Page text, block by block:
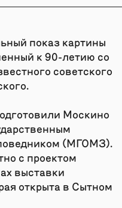
показ картины
к 90-летию со
советского
Москино
(МГОМЗ).
с проектом
выставки
открыта в Сытном